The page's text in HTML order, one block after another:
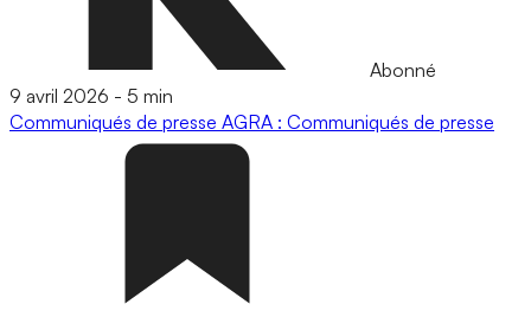
Abonné
9 avril 2026 - 5 min
Communiqués de presse AGRA : Communiqués de presse